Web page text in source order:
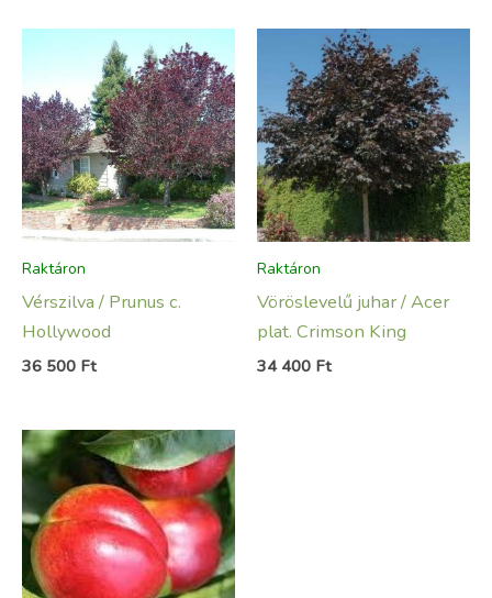
Raktáron
Vérszilva / Prunus c.
Hollywood
36 500 Ft
Raktáron
Vöröslevelű juhar / Acer
plat. Crimson King
34 400 Ft